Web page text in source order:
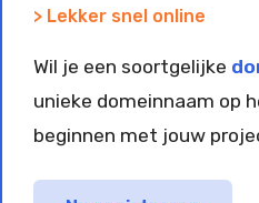
> Lekker snel online
Wil je een soortgelijke
unieke domeinnaam op
beginnen met jouw